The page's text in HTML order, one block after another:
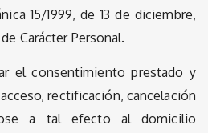
15/1999, de 13 de diciembre,
Carácter Personal.
el consentimiento prestado y
rectificación, cancelación
a tal efecto al domicilio